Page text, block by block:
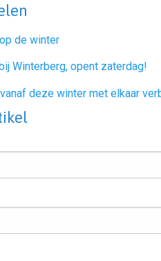
de winter
Winterberg, opent zaterdag!
deze winter met elkaar